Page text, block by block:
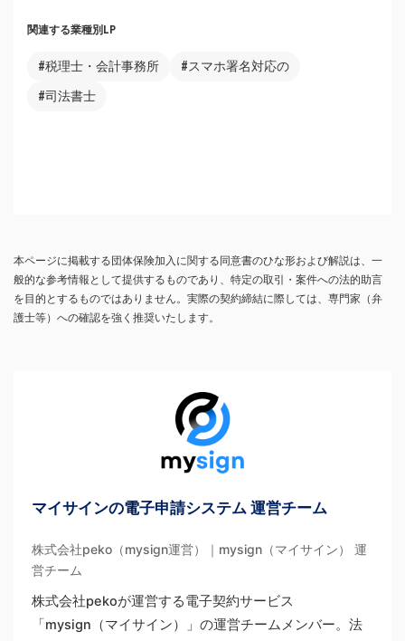
関連する業種別LP
#税理士・会計事務所 #スマホ署名対応の
#司法書士
本ページに掲載する団体保険加入に関する同意書のひな形および解説は、一
般的な参考情報として提供するものであり、特定の取引・案件への法的助言
を目的とするものではありません。実際の契約締結に際しては、専門家（弁
護士等）への確認を強く推奨いたします。
マイサインの電子申請システム 運営チーム
株式会社peko（mysign運営）｜mysign（マイサイン） 運
営チーム
株式会社pekoが運営する電子契約サービス
「mysign（マイサイン）」の運営チームメンバー。法